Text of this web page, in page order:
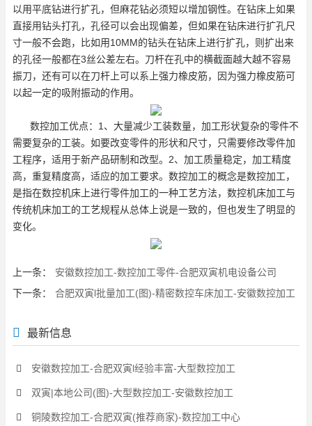
以用平底钻进行扩孔，但麻花钻必须短以增加钢性。在钻床上如果
直接用钻头打孔，孔径可以会出现偏差，但如果在钻床进行扩孔尺
寸一般不会跑，比如用10MM的钻头在钻床上进行扩孔，则扩出来
的孔径一般都在3丝公差左右。刀杆在孔中的横截面越大越不容易
振刀，还有可以在刀杆上可以系上强力橡皮筋，因为强力橡皮筋可
以起一定的吸附振动的作用。
数控加工优点：1、大量减少工装数量，加工形状复杂的零件不
需要复杂的工装。如要改变零件的形状和尺寸，只需要修改零件加
工程序，适用于新产品研制和改型。2、加工质量稳定，加工精度
高，重复精度高，适应的加工要求。数控加工的概念是数控加工，
是指在数控机床上进行零件加工的一种工艺方法，数控机床加工与
传统机床加工的工艺规程从总体上说是一致的，但也发生了明显的
变化。
上一条：
安徽数控加工-数控加工零件-合肥双寅机电设备公司
下一条：
合肥双寅l批量加工(图)-精密数控车床加工-安徽数控加工
最新信息
安徽数控加工-合肥双寅l经验丰富-大型数控加工
双寅|本地公司(图)-大型数控加工-安徽数控加工
铜陵数控加工-合肥双寅(推荐商家)-数控加工中心